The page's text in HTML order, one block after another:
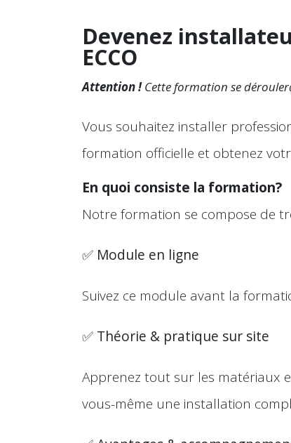
Devenez
ECCO
Attention !Cette formation se
Vous souhaitez installer
formation officielle et obtenez
En quoi consiste la formation?
Notre formation se compose de
✅ Module en ligne
Suivez ce module avant la
✅ Théorie & pratique sur site
Apprenez tout sur les matériaux
vous-même une installation